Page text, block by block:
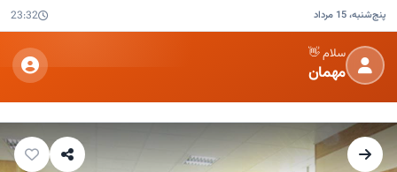
پنج‌شنبه، 15 مرداد 23:32
سلام 👋
مهمان